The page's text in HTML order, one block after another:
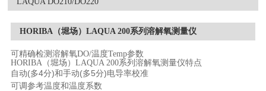
HORIBA（堀场）LAQUA 200系列溶解氧测量仪
可精确检测溶解氧DO/温度Temp参数
HORIBA（堀场）LAQUA 200系列溶解氧测量仪特点
自动(多4分)和手动(多5分)电导率校准
可调参考温度和温度系数